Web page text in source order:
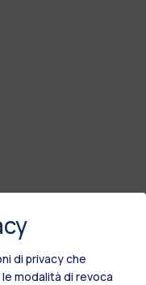
di privacy che
modalità di revoca